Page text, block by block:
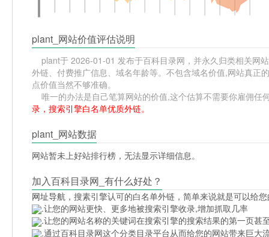
plant_网站价值评估说明
plant于 2026-01-01 发布于百科目录网，并永久归类相关网
外链、付费推广信息、域名年龄等。不包含域名价值,网站真
点价值当然不够准确。
唯一的办法是自己笔算网站的价值,这个估算不需要你雇佣任
录，搜索引擎白名单优质外链。
plant_网站数据
网站暂未上好站排行榜，无法显示详细信息。
加入百科目录网_有什么好处？
网址导航 ，搜素引擎认可的白名单外链，简单来说就是可以给
.让您的网站更快、更多地被搜索引擎收录,增加抓取几率
.让您的网站名称的关键词在搜索引擎的搜索结果的第一页甚
.通过百科目录网这个分类目录平台从而给您的网站带来巨大